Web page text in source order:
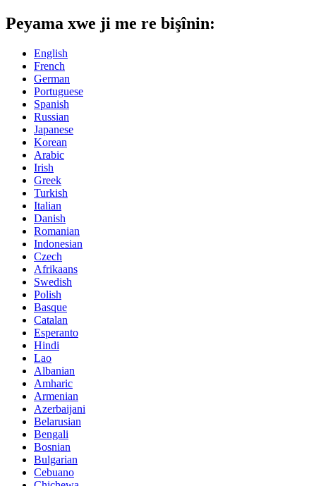
Peyama xwe ji me re bişînin:
English
French
German
Portuguese
Spanish
Russian
Japanese
Korean
Arabic
Irish
Greek
Turkish
Italian
Danish
Romanian
Indonesian
Czech
Afrikaans
Swedish
Polish
Basque
Catalan
Esperanto
Hindi
Lao
Albanian
Amharic
Armenian
Azerbaijani
Belarusian
Bengali
Bosnian
Bulgarian
Cebuano